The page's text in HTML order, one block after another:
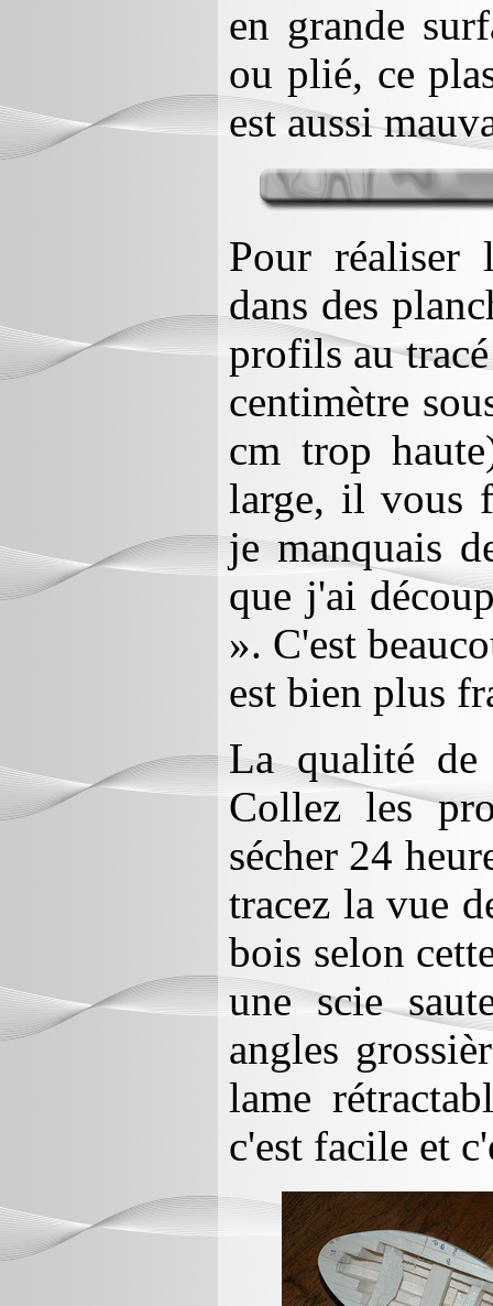
en grande
ou plié, ce
est aussi
Pour réaliser
dans des
profils au
centimètre
cm trop
large, il vous
je manquais
que j'ai
». C'est
est bien plus
La qualité de
Collez les
sécher 24
tracez la vue
bois selon
une scie
angles
lame
c'est facile et